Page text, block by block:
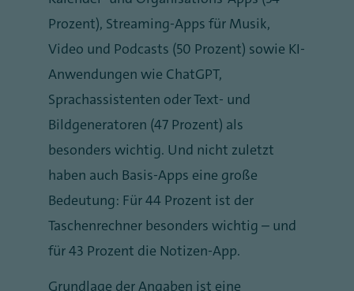
Prozent), Streaming-Apps für Musik,
Video und Podcasts (50 Prozent) sowie KI-
Anwendungen wie ChatGPT,
Sprachassistenten oder Text- und
Bildgeneratoren (47 Prozent) als
besonders wichtig. Und nicht zuletzt
haben auch Basis-Apps eine große
Bedeutung: Für 44 Prozent ist der
Taschenrechner besonders wichtig – und
für 43 Prozent die Notizen-App.
Grundlage der Angaben ist eine